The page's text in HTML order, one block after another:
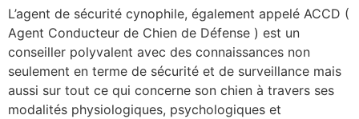
L’agent de sécurité cynophile, également appelé ACCD (
Agent Conducteur de Chien de Défense ) est un
conseiller polyvalent avec des connaissances non
seulement en terme de sécurité et de surveillance mais
aussi sur tout ce qui concerne son chien à travers ses
modalités physiologiques, psychologiques et